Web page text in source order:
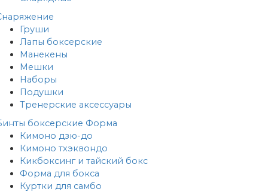
Груши
Лапы боксерские
Манекены
Мешки
Наборы
Подушки
Тренерские аксессуары
боксерские Форма
Кимоно дзю-до
Кимоно тхэквондо
Кикбоксинг и тайский бокс
Форма для бокса
Куртки для самбо